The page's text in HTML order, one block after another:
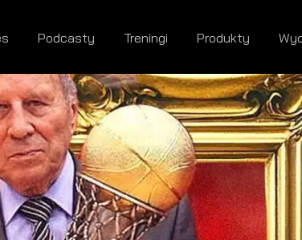
Podcasty Treningi Produkty